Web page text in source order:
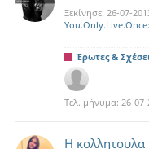
Ξεκίνησε: 26-07-
Έρωτες &
Τελ. μήνυμα: 26-
Η